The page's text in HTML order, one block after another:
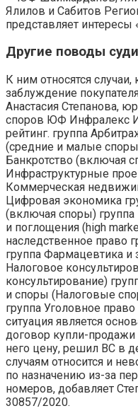
Ялилов и Сабитов
представляет интересы
Другие поводы
К ним относятся
заблуждение
Анастасия Степанова,
споров ЮФ Инфралекс
рейтинг. группа
(средние и малые
Банкротство (включая
Инфраструктурные
Коммерческая
Цифровая экономика
(включая споры)
и поглощения (high
наследственное право
группа Фармацевтика и
Налоговое
консультирование)
и споры (Налоговые
группа Уголовное
ситуация является
договор купли-продажи
него цену, решил ВС в
случаям относится и
по назначению из-за
номеров, добавляет
30857/2020.